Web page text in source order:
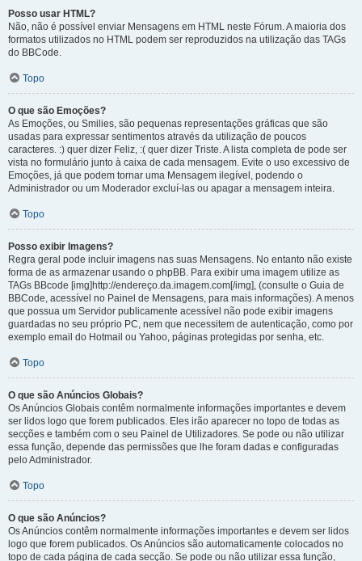
Posso usar HTML?
Não, não é possível enviar Mensagens em HTML neste Fórum. A maioria dos
formatos utilizados no HTML podem ser reproduzidos na utilização das TAGs
do BBCode.
Topo
O que são Emoções?
As Emoções, ou Smilies, são pequenas representações gráficas que são
usadas para expressar sentimentos através da utilização de poucos
caracteres. :) quer dizer Feliz, :( quer dizer Triste. A lista completa de pode ser
vista no formulário junto à caixa de cada mensagem. Evite o uso excessivo de
Emoções, já que podem tornar uma Mensagem ilegível, podendo o
Administrador ou um Moderador excluí-las ou apagar a mensagem inteira.
Topo
Posso exibir Imagens?
Regra geral pode incluir imagens nas suas Mensagens. No entanto não existe
forma de as armazenar usando o phpBB. Para exibir uma imagem utilize as
TAGs BBcode [img]http://endereço.da.imagem.com[/img], (consulte o Guia de
BBCode, acessível no Painel de Mensagens, para mais informações). A menos
que possua um Servidor publicamente acessível não pode exibir imagens
guardadas no seu próprio PC, nem que necessitem de autenticação, como por
exemplo email do Hotmail ou Yahoo, páginas protegidas por senha, etc.
Topo
O que são Anúncios Globais?
Os Anúncios Globais contêm normalmente informações importantes e devem
ser lidos logo que forem publicados. Eles irão aparecer no topo de todas as
secções e também com o seu Painel de Utilizadores. Se pode ou não utilizar
essa função, depende das permissões que lhe foram dadas e configuradas
pelo Administrador.
Topo
O que são Anúncios?
Os Anúncios contêm normalmente informações importantes e devem ser lidos
logo que forem publicados. Os Anúncios são automaticamente colocados no
topo de cada página de cada secção. Se pode ou não utilizar essa função,